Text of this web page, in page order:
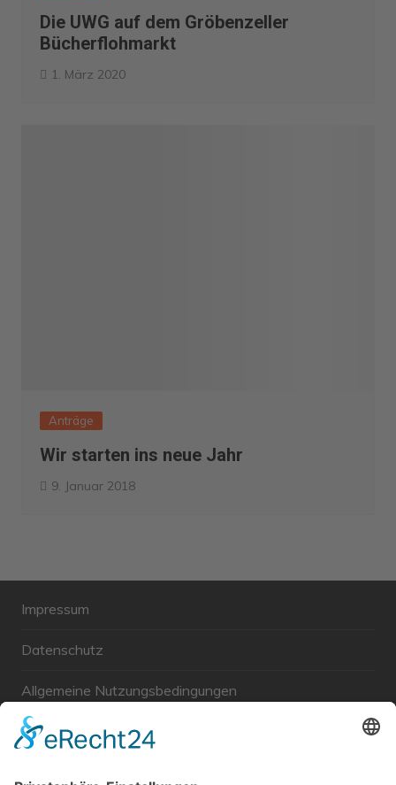
Die UWG auf dem Gröbenzeller
Bücherflohmarkt
1. März 2020
Anträge
Wir starten ins neue Jahr
9. Januar 2018
Impressum
Datenschutz
Allgemeine Nutzungsbedingungen
Links